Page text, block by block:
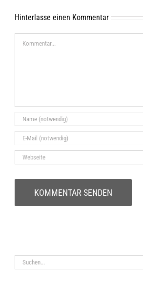
Hinterlasse einen Kommentar
Kommentar
Suche